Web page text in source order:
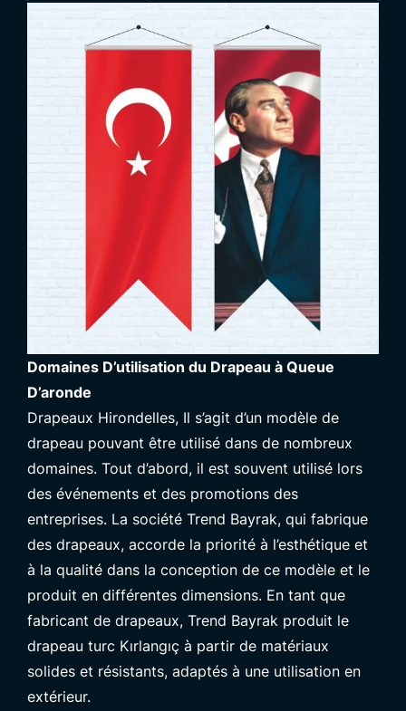
Domaines D’utilisation du Drapeau à Queue
D’aronde
Drapeaux Hirondelles, Il s’agit d’un modèle de
drapeau pouvant être utilisé dans de nombreux
domaines. Tout d’abord, il est souvent utilisé lors
des événements et des promotions des
entreprises. La société Trend Bayrak, qui fabrique
des drapeaux, accorde la priorité à l’esthétique et
à la qualité dans la conception de ce modèle et le
produit en différentes dimensions. En tant que
fabricant de drapeaux, Trend Bayrak produit le
drapeau turc Kırlangıç à partir de matériaux
solides et résistants, adaptés à une utilisation en
extérieur.